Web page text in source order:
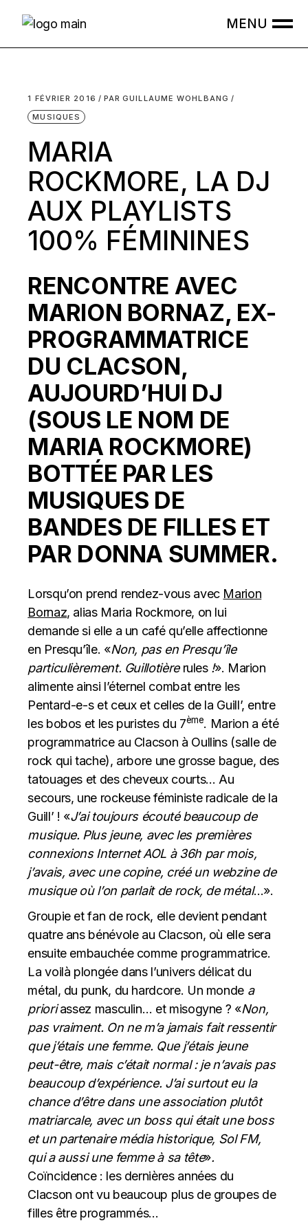
1 FÉVRIER 2016 PAR GUILLAUME WOHLBANG
MUSIQUES
MARIA
ROCKMORE, LA DJ
AUX PLAYLISTS
100% FÉMININES
RENCONTRE AVEC
MARION BORNAZ, EX-
PROGRAMMATRICE
DU CLACSON,
AUJOURD’HUI DJ
(SOUS LE NOM DE
MARIA ROCKMORE)
BOTTÉE PAR LES
MUSIQUES DE
BANDES DE FILLES ET
PAR DONNA SUMMER.
Lorsqu’on prend rendez-vous avec Marion
Bornaz, alias Maria Rockmore, on lui
demande si elle a un café qu’elle affectionne
en Presqu’île. «Non, pas en Presqu’île
particulièrement. Guillotière rules !». Marion
alimente ainsi l’éternel combat entre les
Pentard-e-s et ceux et celles de la Guill’, entre
les bobos et les puristes du 7ème. Marion a été
programmatrice au Clacson à Oullins (salle de
rock qui tache), arbore une grosse bague, des
tatouages et des cheveux courts… Au
secours, une rockeuse féministe radicale de la
Guill’ ! «J’ai toujours écouté beaucoup de
musique. Plus jeune, avec les premières
connexions Internet AOL à 36h par mois,
j’avais, avec une copine, créé un webzine de
musique où l’on parlait de rock, de métal…».
Groupie et fan de rock, elle devient pendant
quatre ans bénévole au Clacson, où elle sera
ensuite embauchée comme programmatrice.
La voilà plongée dans l’univers délicat du
métal, du punk, du hardcore. Un monde a
prioriassez masculin… et misogyne ? «Non,
pas vraiment. On ne m’a jamais fait ressentir
que j’étais une femme. Que j’étais jeune
peut-être, mais c’était normal : je n’avais pas
beaucoup d’expérience. J’ai surtout eu la
chance d’être dans une association plutôt
matriarcale, avec un boss qui était une boss
et un partenaire média historique, Sol FM,
qui a aussi une femme à sa tête».
Coïncidence : les dernières années du
Clacson ont vu beaucoup plus de groupes de
filles être programmés…